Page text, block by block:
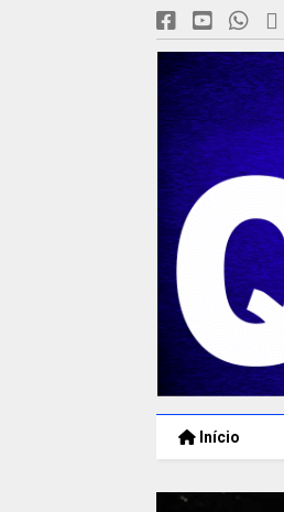
Início